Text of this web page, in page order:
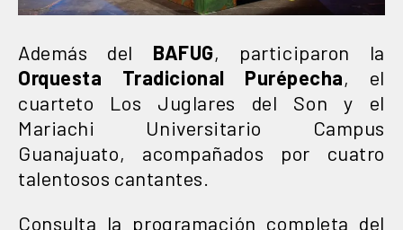
Además del BAFUG, participaron la
Orquesta Tradicional Purépecha, el
cuarteto Los Juglares del Son y el
Mariachi Universitario Campus
Guanajuato, acompañados por cuatro
talentosos cantantes.
Consulta la programación completa del